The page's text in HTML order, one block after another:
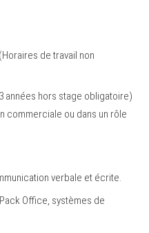
de travail non
années hors stage obligatoire)
commerciale ou dans un rôle
verbale et écrite.
Office, systèmes de